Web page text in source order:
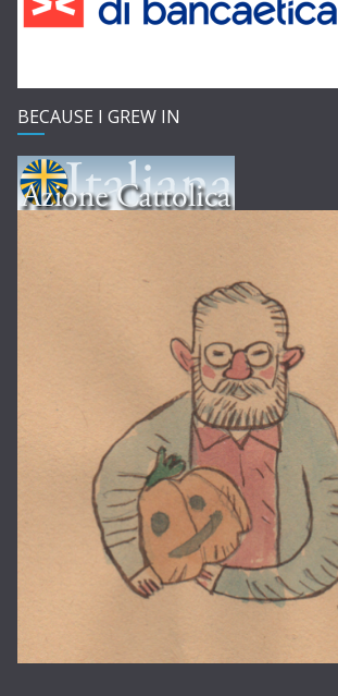
BECAUSE I GREW IN